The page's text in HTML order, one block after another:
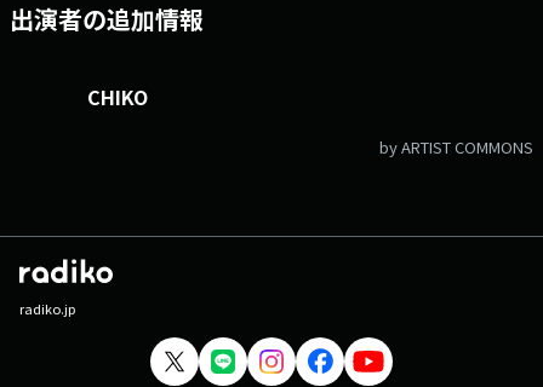
出演者の追加情報
CHIKO
by ARTIST COMMONS
radiko.jp